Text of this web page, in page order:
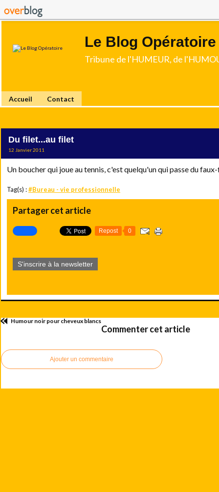
Le Blog Opératoire
Tribune de l'HUMEUR, de
Accueil Contact
Du filet...au filet
12 Janvier 2011
Un boucher qui joue au tennis, c'est quelqu'un quipasse du
Tag(s) :#Bureau - vie professionnelle
Partager cet article
Repost 0
S'inscrire à la newsletter
Humour noir pour cheveux blancs
Commenter cet article
Ajouter un commentaire